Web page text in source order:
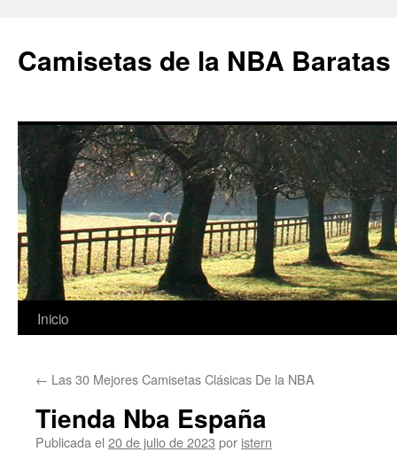
Camisetas de la NBA
Saltar
contenido
Inicio
← Las 30 Mejores Camisetas Clásicas De la NBA
Tienda Nba España
Publicada el 20 de julio de 2023 por istern